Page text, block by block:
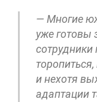
— Многие
уже готовы
сотрудники
и нехотя
адаптации